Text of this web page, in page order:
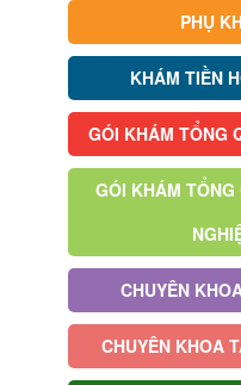
PHỤ
KHÁM TIỀN
GÓI KHÁM TỔNG
GÓI KHÁM TỔNG
CHUYÊN
CHUYÊN KHOA